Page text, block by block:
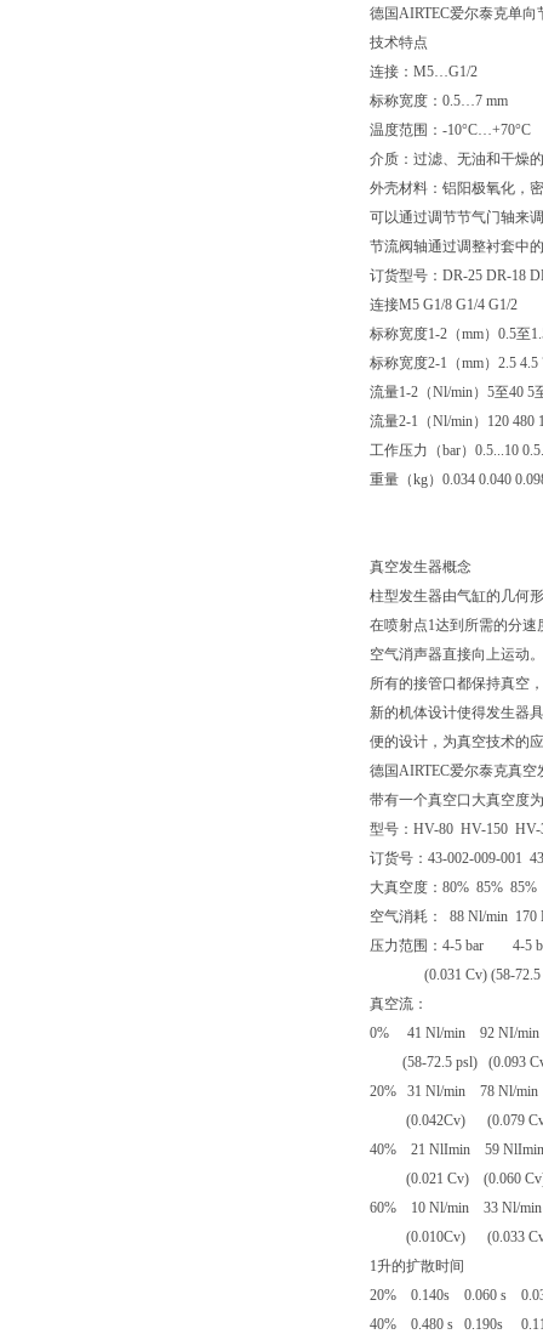
德国AIRTEC爱尔泰克单向
技术特点
连接：M5…G1/2
标称宽度：0.5…7 mm
温度范围：-10°C…+70°C
介质：过滤、无油和干燥
外壳材料：铝阳极氧化，
可以通过调节节气门轴来
节流阀轴通过调整衬套中
订货型号：DR-25 DR-18
连接M5 G1/8 G1/4 G1/2
标称宽度1-2（mm）0.5至
标称宽度2-1（mm）2.5 4.5
流量1-2（Nl/min）5至40 5
流量2-1（Nl/min）120 480
工作压力（bar）0.5...10
重量（kg）0.034 0.040
真空发生器概念
柱型发生器由气缸的几何
在喷射点1达到所需的分
空气消声器直接向上运动
所有的接管口都保持真空
新的机体设计使得发生器
便的设计，为真空技术的
德国AIRTEC爱尔泰克真空
带有一个真空口大真空度
型号：HV-80 HV-150 HV-
订货号：43-002-009-001
大真空度：80% 85% 85%
空气消耗： 88 Nl/
压力范围：4-5 bar 4-
(0.031 Cv) (58-72.5
真空流：
0% 41 Nl/min 92 NI/
(58-72.5 psl) (0.093
20% 31 Nl/min 78 Nl/
(0.042Cv) (0.079
40% 21 NlImin 59
(0.021 Cv) (0.060
60% 10 Nl/min 33 Nl/
(0.010Cv) (0.033
1升的扩散时间
20% 0.140s 0.060 s
40% 0.480 s 0.190s